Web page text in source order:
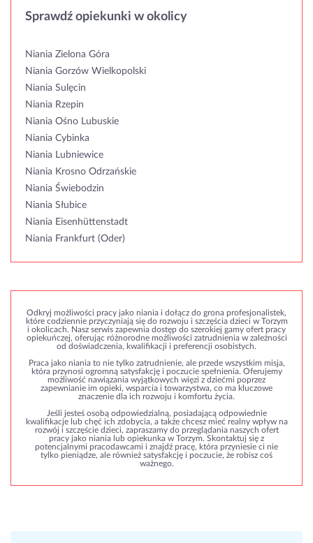
Sprawdź opiekunki w okolicy
Niania Zielona Góra
Niania Gorzów Wielkopolski
Niania Sulęcin
Niania Rzepin
Niania Ośno Lubuskie
Niania Cybinka
Niania Lubniewice
Niania Krosno Odrzańskie
Niania Świebodzin
Niania Słubice
Niania Eisenhüttenstadt
Niania Frankfurt (Oder)
Odkryj możliwości pracy jako niania i dołącz do grona profesjonalistek,
które codziennie przyczyniają się do rozwoju i szczęścia dzieci w Torzym
i okolicach. Nasz serwis zapewnia dostęp do szerokiej gamy ofert pracy
opiekuńczej, oferując różnorodne możliwości zatrudnienia w zależności
od doświadczenia, kwalifikacji i preferencji osobistych.
Praca jako niania to nie tylko zatrudnienie, ale przede wszystkim misja,
która przynosi ogromną satysfakcję i poczucie spełnienia. Oferujemy
możliwość nawiązania wyjątkowych więzi z dziećmi poprzez
zapewnianie im opieki, wsparcia i towarzystwa, co ma kluczowe
znaczenie dla ich rozwoju i komfortu życia.
Jeśli jesteś osobą odpowiedzialną, posiadającą odpowiednie
kwalifikacje lub chęć ich zdobycia, a także chcesz mieć realny wpływ na
rozwój i szczęście dzieci, zapraszamy do przeglądania naszych ofert
pracy jako niania lub opiekunka w Torzym. Skontaktuj się z
potencjalnymi pracodawcami i znajdź pracę, która przyniesie ci nie
tylko pieniądze, ale również satysfakcję i poczucie, że robisz coś
ważnego.